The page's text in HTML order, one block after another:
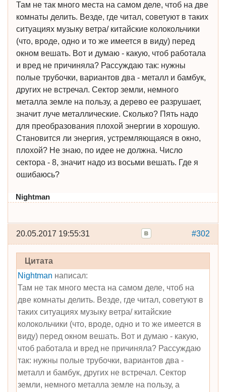
Там не так много места на самом деле, чтоб на две
комнаты делить. Везде, где читал, советуют в таких
ситуациях музыку ветра/ китайские колокольчики
(что, вроде, одно и то же имеется в виду) перед
окном вешать. Вот и думаю - какую, чтоб работала
и вред не причиняла? Рассуждаю так: нужны
полые трубочки, вариантов два - металл и бамбук,
других не встречал. Сектор земли, немного
металла земле на пользу, а дерево ее разрушает,
значит луче металлические. Сколько? Пять надо
для преобразования плохой энергии в хорошую.
Становится ли энергия, устремляющаяся в окно,
плохой? Не знаю, по идее не должна. Число
сектора - 8, значит надо из восьми вешать. Где я
ошибаюсь?
Nightman
#302
20.05.2017 19:55:31
Цитата
Nightman написал:
Там не так много места на самом деле, чтоб на
две комнаты делить. Везде, где читал, советуют в
таких ситуациях музыку ветра/ китайские
колокольчики (что, вроде, одно и то же имеется в
виду) перед окном вешать. Вот и думаю - какую,
чтоб работала и вред не причиняла? Рассуждаю
так: нужны полые трубочки, вариантов два -
металл и бамбук, других не встречал. Сектор
земли, немного металла земле на пользу, а